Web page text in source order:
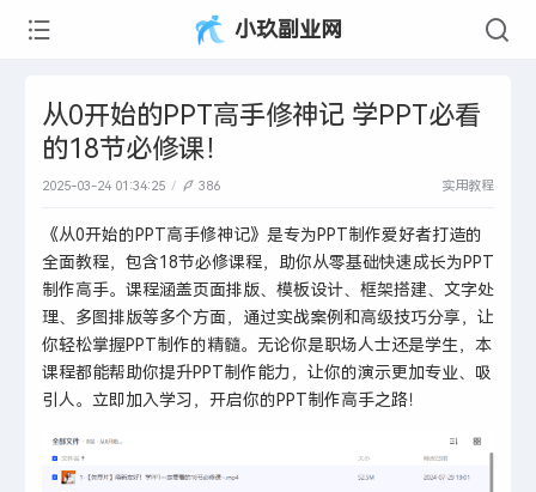
小玖副业网
从0开始的PPT高手修神记 学PPT必看
的18节必修课！
2025-03-24 01:34:25 386 实用教程
《从0开始的PPT高手修神记》是专为PPT制作爱好者打造的
全面教程，包含18节必修课程，助你从零基础快速成长为PPT
制作高手。课程涵盖页面排版、模板设计、框架搭建、文字处
理、多图排版等多个方面，通过实战案例和高级技巧分享，让
你轻松掌握PPT制作的精髓。无论你是职场人士还是学生，本
课程都能帮助你提升PPT制作能力，让你的演示更加专业、吸
引人。立即加入学习，开启你的PPT制作高手之路！